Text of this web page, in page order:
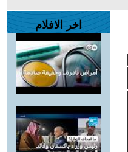
اخر الافلام